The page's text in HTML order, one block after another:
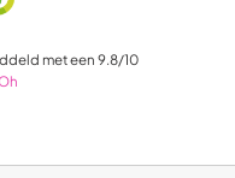
met een 9.8/10